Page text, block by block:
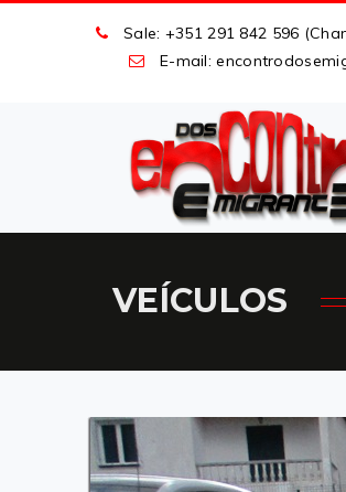
Sale: +351 291 842 596
E-mail:
VEÍCULOS